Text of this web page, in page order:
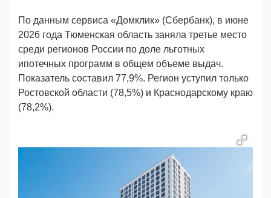
По данным сервиса «Домклик» (Сбербанк), в июне
2026 года Тюменская область заняла третье место
среди регионов России по доле льготных
ипотечных программ в общем объеме выдач.
Показатель составил 77,9%. Регион уступил только
Ростовской области (78,5%) и Краснодарскому краю
(78,2%).